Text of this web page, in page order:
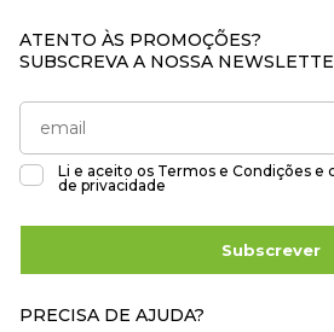
ATENTO ÀS PROMOÇÕES?
SUBSCREVA A NOSSA
Li e aceito os Termos e Condições e
de privacidade
Subscrever
PRECISA DE AJUDA?